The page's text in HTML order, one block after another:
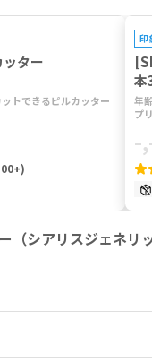
ター
トできるピルカッター
)
印
本
年
プリ
-
（シアリスジェネリッ